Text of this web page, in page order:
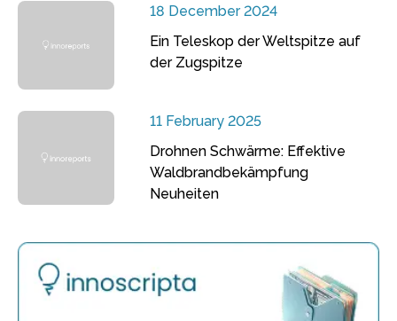
18 December 2024
Ein Teleskop der Weltspitze auf
der Zugspitze
11 February 2025
Drohnen Schwärme: Effektive
Waldbrandbekämpfung
Neuheiten